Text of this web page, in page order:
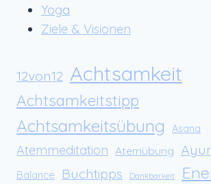
Yoga
Ziele & Visionen
12von12 Achtsamkeit
Achtsamkeitstipp
Achtsamkeitsübung Asana
Atemmeditation Atemübung
Balance Buchtipps Dankbarkeit